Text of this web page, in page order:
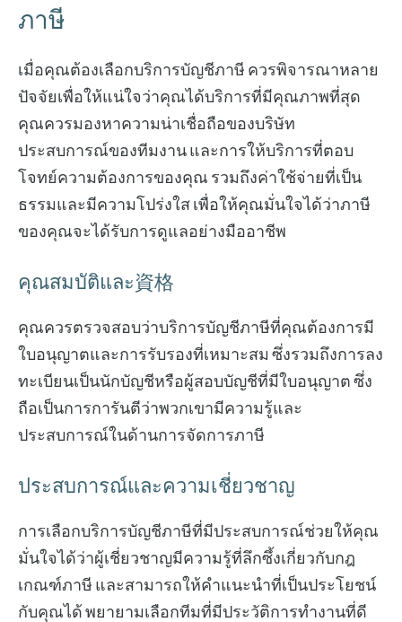
ภาษี
เมื่อคุณต้องเลือกบริการบัญชีภาษี ควรพิจารณาหลาย
ปัจจัยเพื่อให้แน่ใจว่าคุณได้บริการที่มีคุณภาพที่สุด
คุณควรมองหาความน่าเชื่อถือของบริษัท
ประสบการณ์ของทีมงาน และการให้บริการที่ตอบ
โจทย์ความต้องการของคุณ รวมถึงค่าใช้จ่ายที่เป็น
ธรรมและมีความโปร่งใส เพื่อให้คุณมั่นใจได้ว่าภาษี
ของคุณจะได้รับการดูแลอย่างมืออาชีพ
คุณสมบัติและ資格
คุณควรตรวจสอบว่าบริการบัญชีภาษีที่คุณต้องการมี
ใบอนุญาตและการรับรองที่เหมาะสม ซึ่งรวมถึงการลง
ทะเบียนเป็นนักบัญชีหรือผู้สอบบัญชีที่มีใบอนุญาต ซึ่ง
ถือเป็นการการันตีว่าพวกเขามีความรู้และ
ประสบการณ์ในด้านการจัดการภาษี
ประสบการณ์และความเชี่ยวชาญ
การเลือกบริการบัญชีภาษีที่มีประสบการณ์ช่วยให้คุณ
มั่นใจได้ว่าผู้เชี่ยวชาญมีความรู้ที่ลึกซึ้งเกี่ยวกับกฎ
เกณฑ์ภาษี และสามารถให้คำแนะนำที่เป็นประโยชน์
กับคุณได้ พยายามเลือกทีมที่มีประวัติการทำงานที่ดี